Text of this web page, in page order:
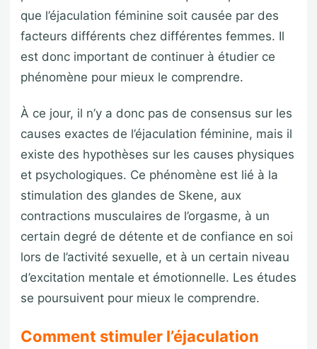
que l’éjaculation féminine soit causée par des
facteurs différents chez différentes femmes. Il
est donc important de continuer à étudier ce
phénomène pour mieux le comprendre.
À ce jour, il n’y a donc pas de consensus sur les
causes exactes de l’éjaculation féminine, mais il
existe des hypothèses sur les causes physiques
et psychologiques. Ce phénomène est lié à la
stimulation des glandes de Skene, aux
contractions musculaires de l’orgasme, à un
certain degré de détente et de confiance en soi
lors de l’activité sexuelle, et à un certain niveau
d’excitation mentale et émotionnelle. Les études
se poursuivent pour mieux le comprendre.
Comment stimuler l’éjaculation